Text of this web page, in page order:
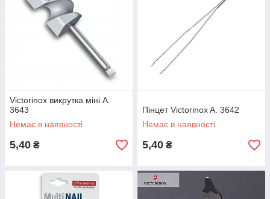
Victorinox викрутка міні A.
3643
Немає в наявності
5,40 ₴
Пінцет Victorinox A. 3642
Немає в наявності
5,40 ₴